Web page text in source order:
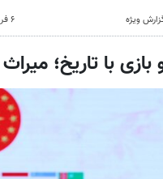
ویژه ۶ فروردین ۱۴۰۴، ۱۱:۳۶
بازی با تاریخ؛